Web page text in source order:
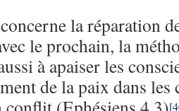
la réparation
le prochain, la
à apaiser les
de la paix dans